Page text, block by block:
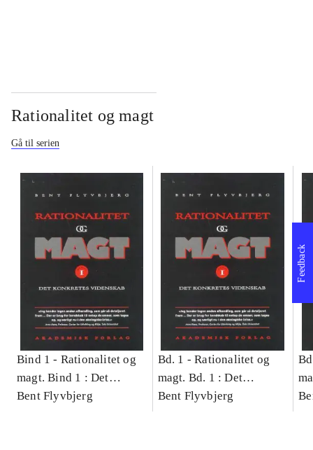
Rationalitet og magt
Gå til serien
Bind 1 - Rationalitet og
magt. Bind 1 : Det
konkretes videnskab
Bent Flyvbjerg
Bd. 1 -Rationalitet og
magt. Bd. 1 : Det
konkretes videnskab
Bent Flyvbjerg
Feedback